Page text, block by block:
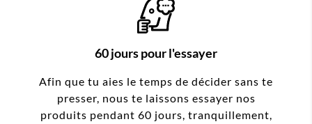
60 jours pour l'essayer
Afin que tu aies le temps de décider sans te
presser, nous te laissons essayer nos
produits pendant 60 jours, tranquillement,